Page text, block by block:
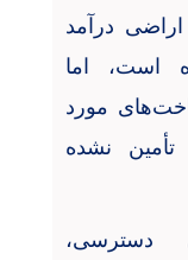
درآمد
است، اما
مورد
تأمین نشده
دسترسی،